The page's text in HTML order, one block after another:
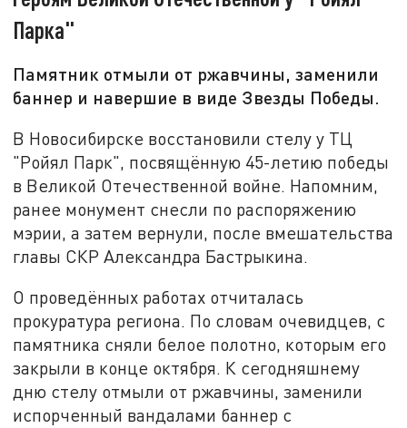
Парка"
Памятник отмыли от ржавчины, заменили
баннер и навершие в виде Звезды Победы.
В Новосибирске восстановили стелу у ТЦ
"Ройял Парк", посвящённую 45-летию победы
в Великой Отечественной войне. Напомним,
ранее монумент снесли по распоряжению
мэрии, а затем вернули, после вмешательства
главы СКР Александра Бастрыкина.
О проведённых работах отчиталась
прокуратура региона. По словам очевидцев, с
памятника сняли белое полотно, которым его
закрыли в конце октября. К сегодняшнему
дню стелу отмыли от ржавчины, заменили
испорченный вандалами баннер с